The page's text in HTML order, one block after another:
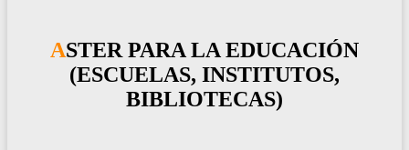
ASTER PARA LA EDUCACIÓN
(ESCUELAS, INSTITUTOS,
BIBLIOTECAS)